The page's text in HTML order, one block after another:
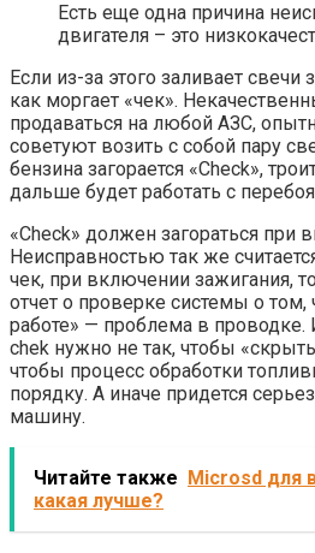
Есть еще одна причина
двигателя – это
Если из-за этого заливает
как моргает «чек».
продаваться на любой АЗС,
советуют возить с собой пару
бензина загорается «Check»,
дальше будет работать с
«Check» должен загораться при
Неисправностью так же
чек, при включении зажигания,
отчет о проверке системы о том,
работе» — проблема в проводке.
chek нужно не так, чтобы
чтобы процесс обработки
порядку. А иначе придется
машину.
Читайте также
Microsd для
какая лучше?